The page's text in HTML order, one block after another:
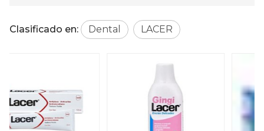
Clasificado en: Dental LACER